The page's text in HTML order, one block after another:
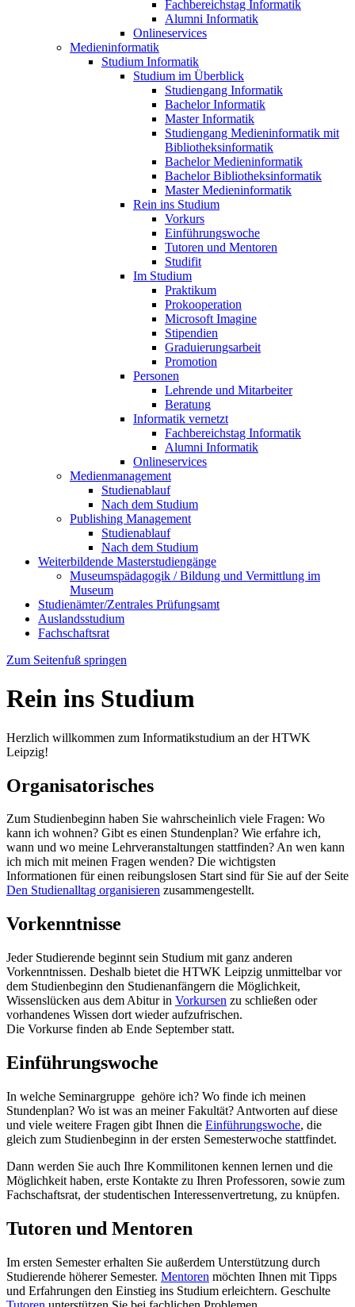
Fachbereichstag Informatik
Alumni Informatik
Onlineservices
Medieninformatik
Studium Informatik
Studium im Überblick
Studiengang Informatik
Bachelor Informatik
Master Informatik
Studiengang Medieninformatik mit
Bibliotheksinformatik
Bachelor Medieninformatik
Bachelor Bibliotheksinformatik
Master Medieninformatik
Rein ins Studium
Vorkurs
Einführungswoche
Tutoren und Mentoren
Studifit
Im Studium
Praktikum
Prokooperation
Microsoft Imagine
Stipendien
Graduierungsarbeit
Promotion
Personen
Lehrende und Mitarbeiter
Beratung
Informatik vernetzt
Fachbereichstag Informatik
Alumni Informatik
Onlineservices
Medienmanagement
Studienablauf
Nach dem Studium
Publishing Management
Studienablauf
Nach dem Studium
Weiterbildende Masterstudiengänge
Museumspädagogik / Bildung und Vermittlung im
Museum
Studienämter/Zentrales Prüfungsamt
Auslandsstudium
Fachschaftsrat
Zum Seitenfuß springen
Rein ins Studium
Herzlich willkommen zum Informatikstudium an der HTWK
Leipzig!
Organisatorisches
Zum Studienbeginn haben Sie wahrscheinlich viele Fragen: Wo
kann ich wohnen? Gibt es einen Stundenplan? Wie erfahre ich,
wann und wo meine Lehrveranstaltungen stattfinden? An wen kann
ich mich mit meinen Fragen wenden? Die wichtigsten
Informationen für einen reibungslosen Start sind für Sie auf der Seite
Den Studienalltag organisieren zusammengestellt.
Vorkenntnisse
Jeder Studierende beginnt sein Studium mit ganz anderen
Vorkenntnissen. Deshalb bietet die HTWK Leipzig unmittelbar vor
dem Studienbeginn den Studienanfängern die Möglichkeit,
Wissenslücken aus dem Abitur in Vorkursen zu schließen oder
vorhandenes Wissen dort wieder aufzufrischen.
Die Vorkurse finden ab Ende September statt.
Einführungswoche
In welche Seminargruppe gehöre ich? Wo finde ich meinen
Stundenplan? Wo ist was an meiner Fakultät? Antworten auf diese
und viele weitere Fragen gibt Ihnen die Einführungswoche, die
gleich zum Studienbeginn in der ersten Semesterwoche stattfindet.
Dann werden Sie auch Ihre Kommilitonen kennen lernen und die
Möglichkeit haben, erste Kontakte zu Ihren Professoren, sowie zum
Fachschaftsrat, der studentischen Interessenvertretung, zu knüpfen.
Tutoren und Mentoren
Im ersten Semester erhalten Sie außerdem Unterstützung durch
Studierende höherer Semester. Mentoren möchten Ihnen mit Tipps
und Erfahrungen den Einstieg ins Studium erleichtern. Geschulte